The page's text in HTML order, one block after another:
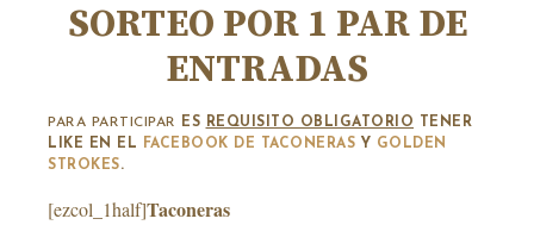
SORTEO POR 1 PAR DE
ENTRADAS
PARA PARTICIPAR ES REQUISITO OBLIGATORIO TENER
LIKE EN EL
FACEBOOK DE TACONERAS Y GOLDEN
STROKES.
[ezcol_1half]Taconeras